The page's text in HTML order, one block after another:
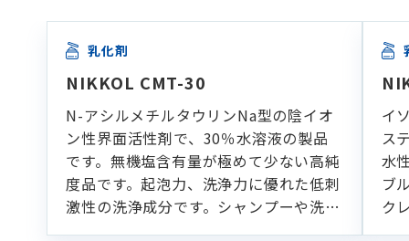
乳化剤
NIKKOL CMT-30
N-アシルメチルタウリンNa型の陰イオ
ン性界面活性剤で、30％水溶液の製品
です。無機塩含有量が極めて少ない高純
度品です。起泡力、洗浄力に優れた低刺
激性の洗浄成分です。シャンプーや洗顔
フォームなどの各種洗浄製剤に適してい
イ
ス
水
ブ
ク